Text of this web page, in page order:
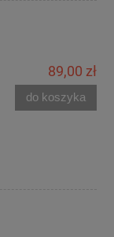
89,00 zł
do koszyka